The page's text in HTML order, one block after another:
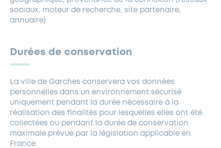
sociaux, moteur de recherche, site partenaire,
annuaire)
Durées de conservation
La ville de Garches conservera vos données
personnelles dans un environnement sécurisé
uniquement pendant la durée nécessaire à la
réalisation des finalités pour lesquelles elles ont été
collectées ou pendant la durée de conservation
maximale prévue par la législation applicable en
France.